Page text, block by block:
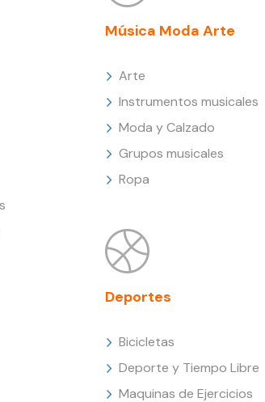
Música Moda Arte
Arte
Instrumentos musicales
Moda y Calzado
Grupos musicales
Ropa
Deportes
Bicicletas
Deporte y Tiempo Libre
Maquinas de Ejercicios